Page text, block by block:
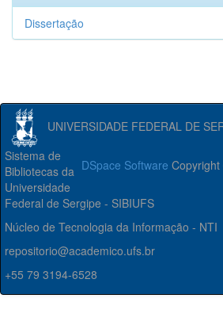
Dissertação
UNIVERSIDADE FEDERAL DE
DSpace Software
Sistema de
Bibliotecas da
Universidade
Federal de Sergipe - SIBIUFS
Núcleo de Tecnologia da Informação - NTI
repositorio@academico.ufs.br
+55 79 3194-6528